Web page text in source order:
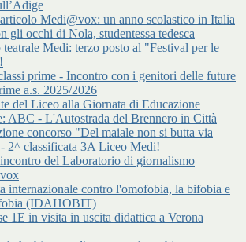
Medi@vox: un anno scolastico in Italia
gli occhi di Nola, studentessa tedesca
Medi: terzo posto al "Festival per le
prime - Incontro con i genitori delle future
a.s. 2025/2026
del Liceo alla Giornata di Educazione
ABC - L'Autostrada del Brennero in Città
concorso "Del maiale non si butta via
2^ classificata 3A Liceo Medi!
del Laboratorio di giornalismo
internazionale contro l'omofobia, la bifobia e
(IDAHOBIT)
1E in visita in uscita didattica a Verona